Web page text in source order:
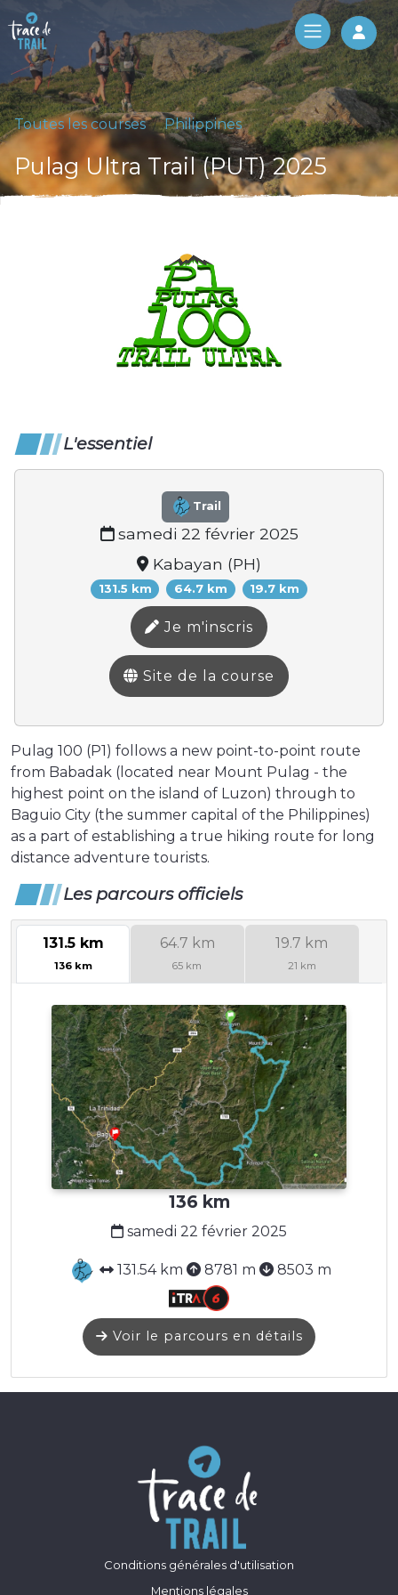
Log
Toutes les courses Philippines
Pulag Ultra Trail (PUT) 2025
L'essentiel
Trail
samedi 22 février 2025
Kabayan (PH)
131.5 km 64.7 km 19.7 km
Je m'inscris
Site de la course
Pulag 100 (P1) follows a new point-to-point route
from Babadak (located near Mount Pulag - the
highest point on the island of Luzon) through to
Baguio City (the summer capital of the Philippines)
as a part of establishing a true hiking route for long
distance adventure tourists.
Les parcours officiels
131.5 km
136 km
64.7 km
65 km
19.7 km
21 km
136 km
samedi 22 février 2025
131.54 km 8781 m 8503 m
Voir le parcours en détails
Conditions générales d'utilisation
Mentions légales